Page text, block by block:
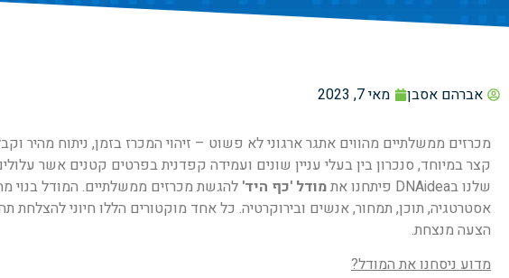
אברהם אסבן מאי 7, 2023
מכרזים ממשלתיים מהווים אתגר ארגוני לא פשוט – זיהוי המכרז בזמן, ניתוח מהיר
קצר במיוחד, סנכרון בין בעלי עניין שונים ועמידה קפדנית בפרטים קטנים אשר
שלנו בDNAidea פיתחנו את
מודל 'כף היד' להגשת מכרזים ממשלתיים. המודל בנוי
אסטרטגיה, תוכן, תמחור, אנשים ובירוקרטיה. כל אחד מוקטורים הללו חיוני להצלחת
הצעה מנצחת.
מדוע ניסחנו את המודל?